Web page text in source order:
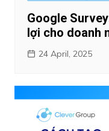
Google
lợi cho doanh
24 April, 2025